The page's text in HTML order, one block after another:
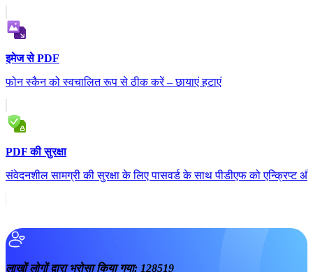
इमेज से PDF
फोन स्कैन को स्वचालित रूप से ठीक करें – छायाएं हटाएं
PDF की सुरक्षा
संवेदनशील सामग्री की सुरक्षा के लिए पासवर्ड के साथ पीडीएफ को एन्क्रिप्ट
लाखों लोगों द्वारा भरोसा किया गया: 128519